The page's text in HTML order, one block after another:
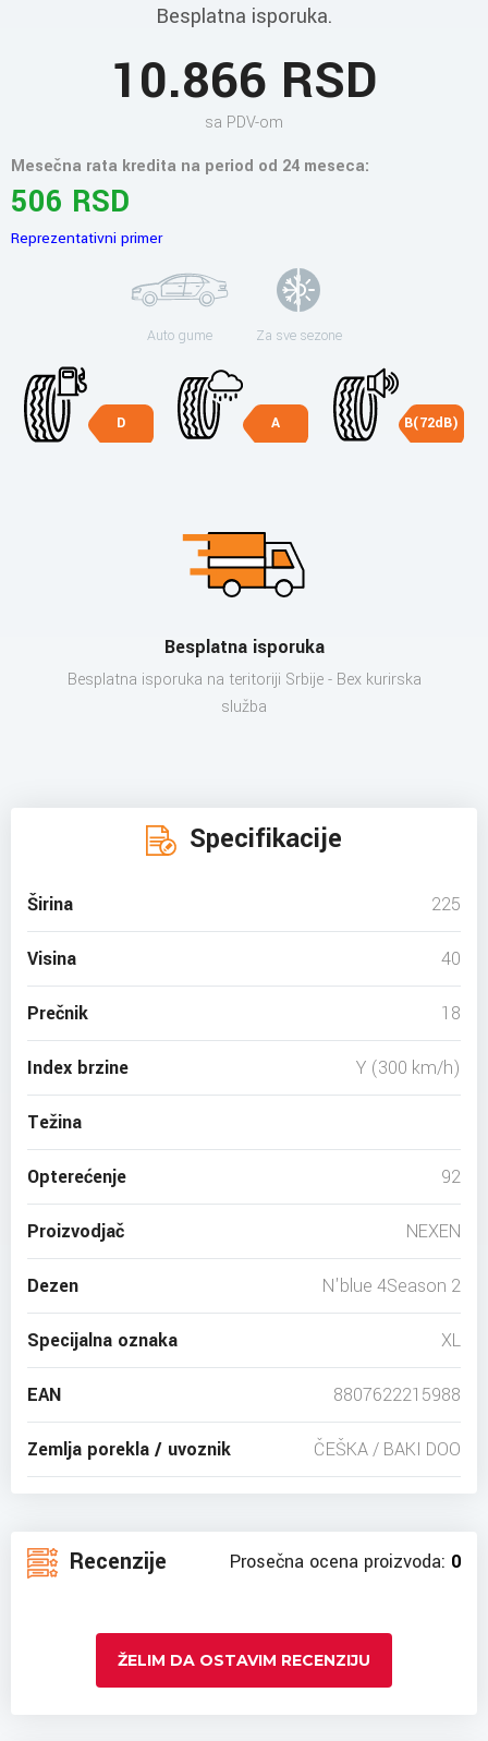
Besplatna isporuka.
10.866 RSD
sa PDV-om
Mesečna rata kredita na period od 24 meseca:
506 RSD
Reprezentativni primer
Auto gume Za sve sezone
D A B(72dB)
Besplatna isporuka
Besplatna isporuka na teritoriji Srbije - Bex kurirska
služba
Specifikacije
Širina 225
Visina 40
Prečnik 18
Index brzine Y (300 km/h)
Težina
Opterećenje 92
Proizvodjač NEXEN
Dezen N'blue 4Season 2
Specijalna oznaka XL
EAN 8807622215988
Zemlja porekla / uvoznik ČEŠKA / BAKI DOO
Recenzije Prosečna ocena proizvoda: 0
ŽELIM DA OSTAVIM RECENZIJU